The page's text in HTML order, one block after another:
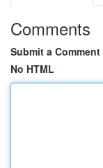
Comments
Submit a Comment
No HTML